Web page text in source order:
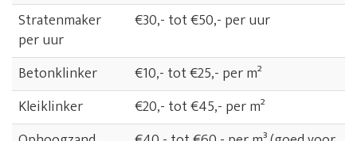
Stratenmaker
per uur
€30,- tot €50,- per uur
Betonklinker
€10,- tot €25,- per m²
Kleiklinker
€20,- tot €45,- per m²